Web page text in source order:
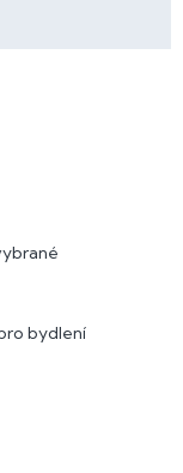
bydlení